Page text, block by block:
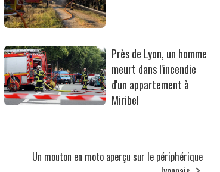
Près de Lyon, un homme
meurt dans l'incendie
d'un appartement à
Miribel
Un mouton en moto aperçu sur le périphérique